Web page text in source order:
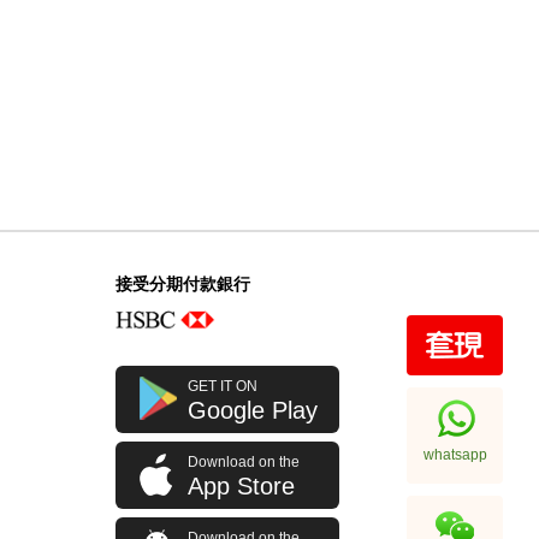
接受分期付款銀行
GET IT ON
Google Play
Download on the
App Store
whatsapp